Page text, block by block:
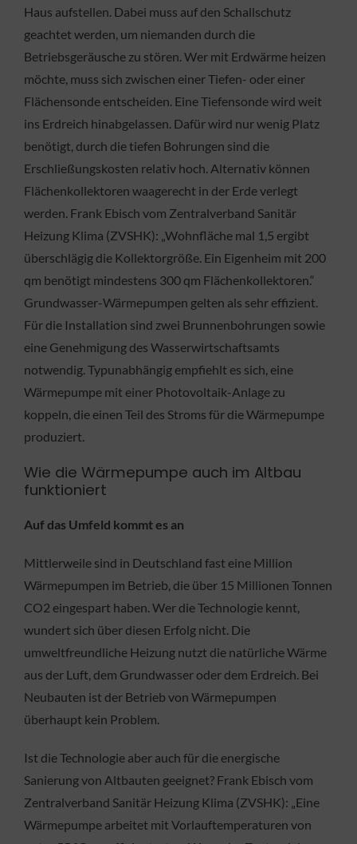
Haus aufstellen. Dabei muss auf den Schallschutz
geachtet werden, um niemanden durch die
Betriebsgeräusche zu stören. Wer mit Erdwärme heizen
möchte, muss sich zwischen einer Tiefen- oder einer
Flächensonde entscheiden. Eine Tiefensonde wird weit
ins Erdreich hinabgelassen. Dafür wird nur wenig Platz
benötigt, durch die tiefen Bohrungen sind die
Erschließungskosten relativ hoch. Alternativ können
Flächenkollektoren waagerecht in der Erde verlegt
werden. Frank Ebisch vom Zentralverband Sanitär
Heizung Klima (ZVSHK): „Wohnfläche mal 1,5 ergibt
überschlägig die Kollektorgröße. Ein Eigenheim mit 200
qm benötigt mindestens 300 qm Flächenkollektoren.“
Grundwasser-Wärmepumpen gelten als sehr effizient.
Für die Installation sind zwei Brunnenbohrungen sowie
eine Genehmigung des Wasserwirtschaftsamts
notwendig. Typunabhängig empfiehlt es sich, eine
Wärmepumpe mit einer Photovoltaik-Anlage zu
koppeln, die einen Teil des Stroms für die Wärmepumpe
produziert.
Wie die Wärmepumpe auch im Altbau
funktioniert
Auf das Umfeld kommt es an
Mittlerweile sind in Deutschland fast eine Million
Wärmepumpen im Betrieb, die über 15 Millionen Tonnen
CO2 eingespart haben. Wer die Technologie kennt,
wundert sich über diesen Erfolg nicht. Die
umweltfreundliche Heizung nutzt die natürliche Wärme
aus der Luft, dem Grundwasser oder dem Erdreich. Bei
Neubauten ist der Betrieb von Wärmepumpen
überhaupt kein Problem.
Ist die Technologie aber auch für die energische
Sanierung von Altbauten geeignet? Frank Ebisch vom
Zentralverband Sanitär Heizung Klima (ZVSHK): „Eine
Wärmepumpe arbeitet mit Vorlauftemperaturen von